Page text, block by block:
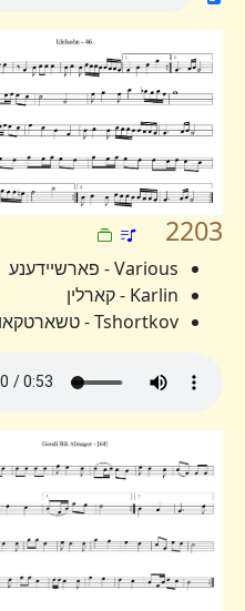
2203
Various - פארשיידענע
Karlin - קארלין
Tshortkov - טשארטקאוו